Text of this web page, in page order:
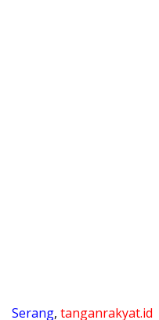
Serang, tanganrakyat.id